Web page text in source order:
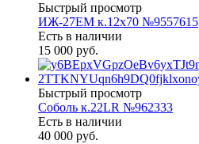
Быстрый просмотр
ИЖ-27ЕМ к.12х70 №9557615
Есть в наличии
15 000 руб.
Быстрый просмотр
Соболь к.22LR №962333
Есть в наличии
40 000 руб.